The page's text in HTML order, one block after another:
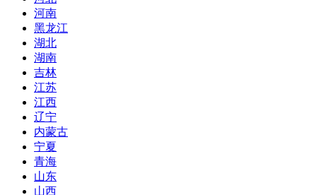
河南
黑龙江
湖北
湖南
吉林
江苏
江西
辽宁
内蒙古
宁夏
青海
山东
山西